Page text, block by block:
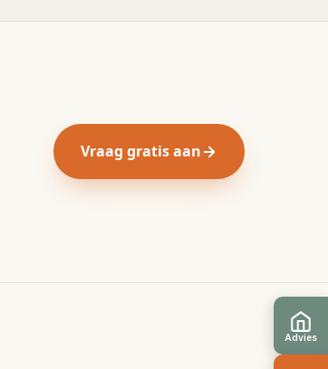
Vraag gratis aan